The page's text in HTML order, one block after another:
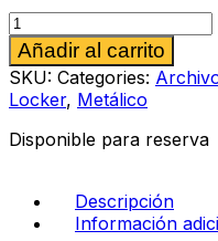
Locker
metálico
de
3
Puertas
1.80
x
38
Perforado
color
Añadir al carrito
SKU: Categories:
Locker, Metálico
Disponible para reserva
Descripción
Información